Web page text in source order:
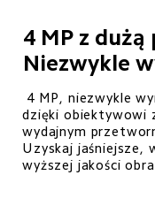
4 MP z dużą
Niezwykle
dzięki obiektywowi
wydajnym
Uzyskaj jaśniejsze,
wyższej jakości